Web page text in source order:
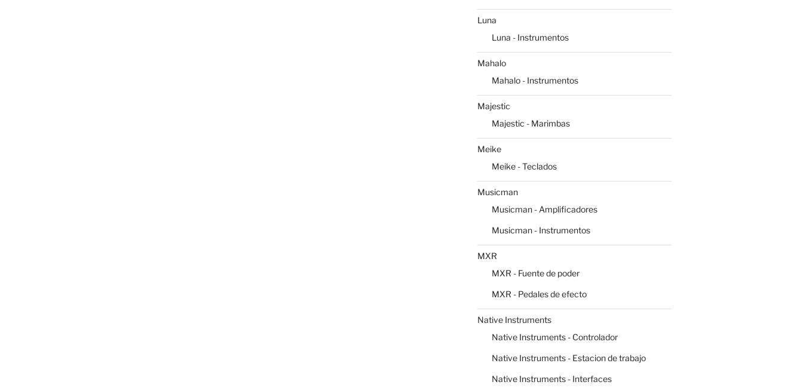
Luna
Luna - Instrumentos
Mahalo
Mahalo - Instrumentos
Majestic
Majestic - Marimbas
Meike
Meike - Teclados
Musicman
Musicman - Amplificadores
Musicman - Instrumentos
MXR
MXR - Fuente de poder
MXR - Pedales de efecto
Native Instruments
Native Instruments - Controlador
Native Instruments - Estacion de trabajo
Native Instruments - Interfaces